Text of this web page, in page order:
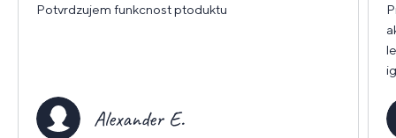
Potvrdzujem funkcnost ptoduktu
Alexander E.